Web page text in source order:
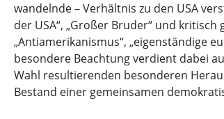
wandelnde – Verhältnis zu den USA
der USA“, „Großer Bruder“ und kritisch
„Antiamerikanismus“, „eigenständige
besondere Beachtung verdient dabei
Wahl resultierenden besonderen
Bestand einer gemeinsamen